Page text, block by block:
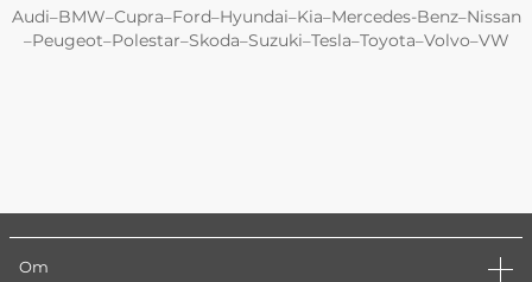
Audi–BMW–Cupra–Ford–Hyundai–Kia–Mercedes-Benz–Nissan
–Peugeot–Polestar–Skoda–Suzuki–Tesla–Toyota–Volvo–VW
Om